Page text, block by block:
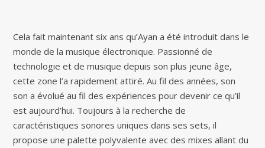
Cela fait maintenant six ans qu’Ayan a été introduit dans le
monde de la musique électronique. Passionné de
technologie et de musique depuis son plus jeune âge,
cette zone l’a rapidement attiré. Au fil des années, son
son a évolué au fil des expériences pour devenir ce qu’il
est aujourd’hui. Toujours à la recherche de
caractéristiques sonores uniques dans ses sets, il
propose une palette polyvalente avec des mixes allant du